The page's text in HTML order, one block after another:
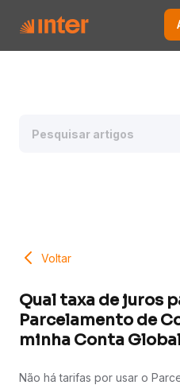
Voltar
Qual taxa de juros
Parcelamento de
minha Conta
Não há tarifas por usar o